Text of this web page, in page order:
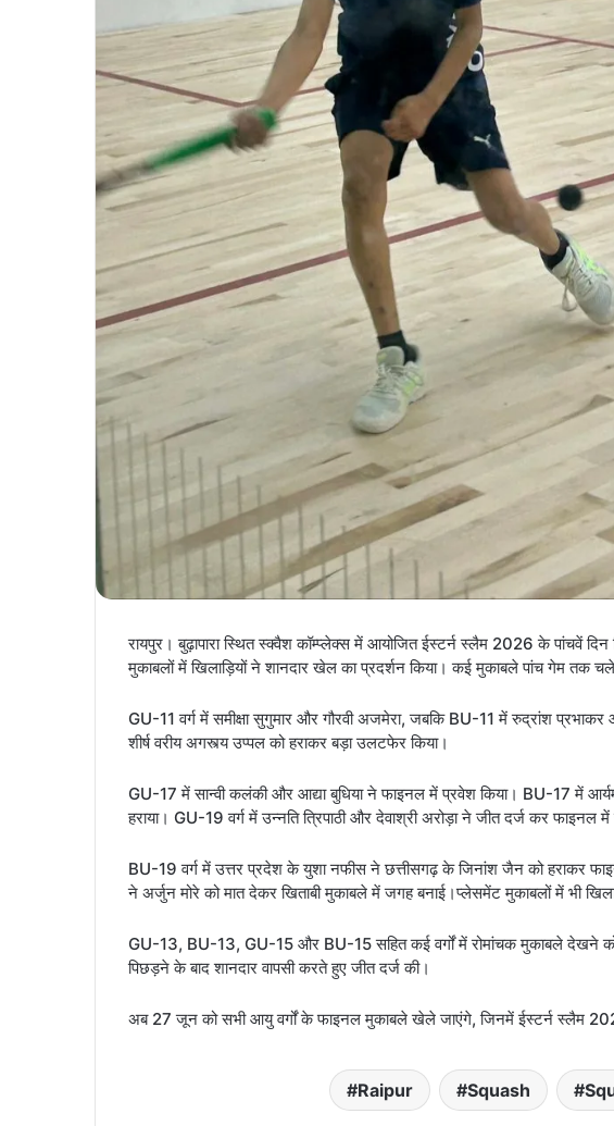
रायपुर। बुढ़ापारा स्थित स्क्वैश कॉम्प्लेक्स में आयोजित ईस्टर्न स्लैम 2026 के पांचवें
मुकाबलों में खिलाड़ियों ने शानदार खेल का प्रदर्शन किया। कई मुकाबले पांच गेम तक
GU-11 वर्ग में समीक्षा सुगुमार और गौरवी अजमेरा, जबकि BU-11 में रुद्रांश प्रभाकर
शीर्ष वरीय अगस्त्य उप्पल को हराकर बड़ा उलटफेर किया।
GU-17 में सान्वी कलंकी और आद्या बुधिया ने फाइनल में प्रवेश किया। BU-17 में
हराया। GU-19 वर्ग में उन्नति त्रिपाठी और देवाश्री अरोड़ा ने जीत दर्ज कर फाइनल में
BU-19 वर्ग में उत्तर प्रदेश के युशा नफीस ने छत्तीसगढ़ के जिनांश जैन को हराकर
ने अर्जुन मोरे को मात देकर खिताबी मुकाबले में जगह बनाई।प्लेसमेंट मुकाबलों में भी
GU-13, BU-13, GU-15 और BU-15 सहित कई वर्गों में रोमांचक मुकाबले देखने को
पिछड़ने के बाद शानदार वापसी करते हुए जीत दर्ज की।
अब 27 जून को सभी आयु वर्गों के फाइनल मुकाबले खेले जाएंगे, जिनमें ईस्टर्न स्लैम
Raipur Squash